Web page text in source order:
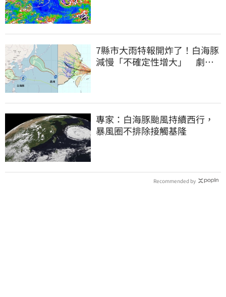
7縣市大雨特報開炸了！白海豚
減慢「不確定性增大」 劇烈
專家：白海豚颱風持續西行，
暴風圈不排除接觸基隆
Recommended by